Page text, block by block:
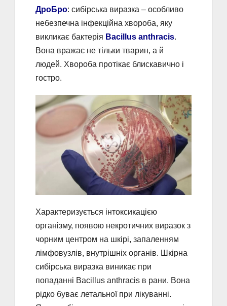
ДроБро: сибірська виразка – особливо
небезпечна інфекційна хвороба, яку
викликає бактерія Bacillus anthracis.
Вона вражає не тільки тварин, а й
людей. Хвороба протікає блискавично і
гостро.
Характеризується інтоксикацією
організму, появою некротичних виразок з
чорним центром на шкірі, запаленням
лімфовузлів, внутрішніх органів. Шкірна
сибірська виразка виникає при
попаданні Bacillus anthracis в рани. Вона
рідко буває летальної при лікуванні.